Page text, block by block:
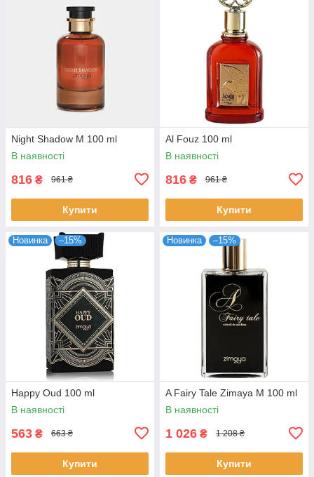
Night Shadow M 100 ml
В наявності
816 ₴ 961 ₴
Купити
Al Fouz 100 ml
В наявності
816 ₴ 961 ₴
Купити
Новинка –15%
Happy Oud 100 ml
В наявності
563 ₴ 663 ₴
Купити
Новинка –15%
A Fairy Tale Zimaya M 100 ml
В наявності
1 026 ₴ 1 208 ₴
Купити